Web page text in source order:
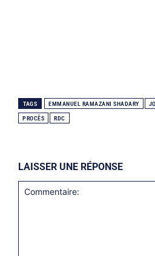
TAGS EMMANUEL RAMAZANI SHADARY
PROCÈS RDC
LAISSER UNE RÉPONSE